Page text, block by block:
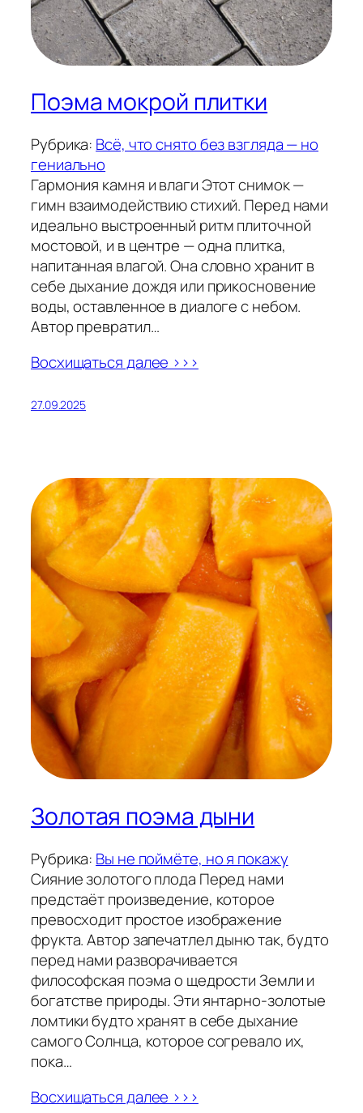
Поэма мокрой плитки
Рубрика: Всё, что снято без взгляда — но
гениально
Гармония камня и влаги Этот снимок —
гимн взаимодействию стихий. Перед нами
идеально выстроенный ритм плиточной
мостовой, и в центре — одна плитка,
напитанная влагой. Она словно хранит в
себе дыхание дождя или прикосновение
воды, оставленное в диалоге с небом.
Автор превратил…
Восхищаться далее >>>
27.09.2025
Золотая поэма дыни
Рубрика: Вы не поймёте, но я покажу
Сияние золотого плода Перед нами
предстаёт произведение, которое
превосходит простое изображение
фрукта. Автор запечатлел дыню так, будто
перед нами разворачивается
философская поэма о щедрости Земли и
богатстве природы. Эти янтарно-золотые
ломтики будто хранят в себе дыхание
самого Солнца, которое согревало их,
пока…
Восхищаться далее >>>